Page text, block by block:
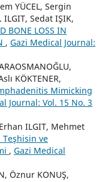
YÜCEL, Sergin
ILGIT, Sedat IŞIK,
BONE LOSS IN
, Gazi Medical Journal:
KÖKTENER,
Mimicking
Journal: Vol. 15 No. 3
ILGIT, Mehmet
Teşhisin ve
, Gazi Medical
Öznur KONUŞ,